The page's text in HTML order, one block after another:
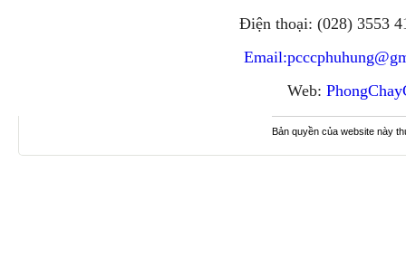
Điện thoại: (028) 3553
Email:
Web:
Bản quyền của website này